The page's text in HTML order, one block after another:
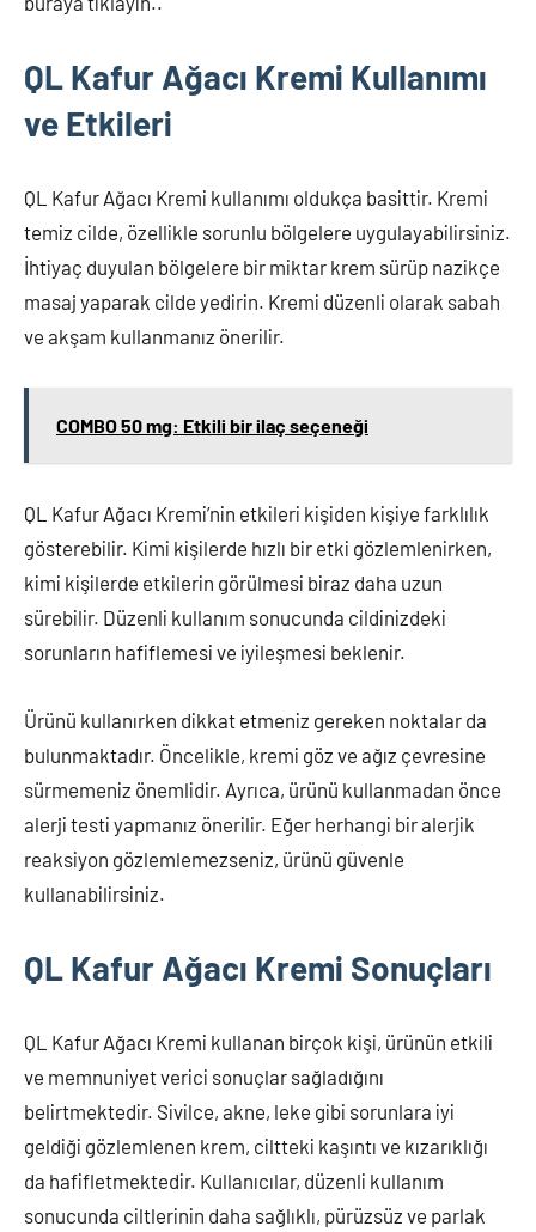
QL Kafur Ağacı Kremi Kullanımı
ve Etkileri
QL Kafur Ağacı Kremi kullanımı oldukça basittir. Kremi
temiz cilde, özellikle sorunlu bölgelere uygulayabilirsiniz.
İhtiyaç duyulan bölgelere bir miktar krem sürüp nazikçe
masaj yaparak cilde yedirin. Kremi düzenli olarak sabah
ve akşam kullanmanız önerilir.
COMBO 50 mg: Etkili bir ilaç seçeneği
QL Kafur Ağacı Kremi’nin etkileri kişiden kişiye farklılık
gösterebilir. Kimi kişilerde hızlı bir etki gözlemlenirken,
kimi kişilerde etkilerin görülmesi biraz daha uzun
sürebilir. Düzenli kullanım sonucunda cildinizdeki
sorunların hafiflemesi ve iyileşmesi beklenir.
Ürünü kullanırken dikkat etmeniz gereken noktalar da
bulunmaktadır. Öncelikle, kremi göz ve ağız çevresine
sürmemeniz önemlidir. Ayrıca, ürünü kullanmadan önce
alerji testi yapmanız önerilir. Eğer herhangi bir alerjik
reaksiyon gözlemlemezseniz, ürünü güvenle
kullanabilirsiniz.
QL Kafur Ağacı Kremi Sonuçları
QL Kafur Ağacı Kremi kullanan birçok kişi, ürünün etkili
ve memnuniyet verici sonuçlar sağladığını
belirtmektedir. Sivilce, akne, leke gibi sorunlara iyi
geldiği gözlemlenen krem, ciltteki kaşıntı ve kızarıklığı
da hafifletmektedir. Kullanıcılar, düzenli kullanım
sonucunda ciltlerinin daha sağlıklı, pürüzsüz ve parlak